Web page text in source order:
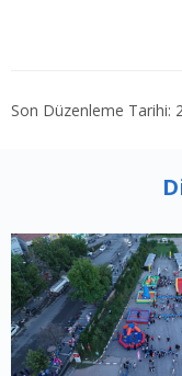
Son Düzenleme Tarihi: